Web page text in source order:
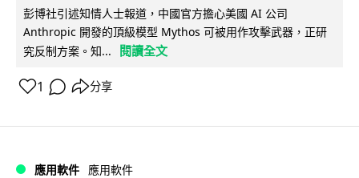
彭博社引述知情人士報道，中國官方擔心美國 AI 公司
Anthropic 開發的頂級模型 Mythos 可被用作攻擊武器，正研
究反制方案。知...
閱讀全文
1 分享
應用軟件 應用軟件